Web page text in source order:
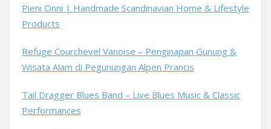
Pieni Onni | Handmade Scandinavian Home & Lifestyle
Products
Refuge Courchevel Vanoise – Penginapan Gunung &
Wisata Alam di Pegunungan Alpen Prancis
Tail Dragger Blues Band – Live Blues Music & Classic
Performances